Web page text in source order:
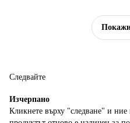
Следвайте
Изчерпанo
Кликнете върху "следване" и